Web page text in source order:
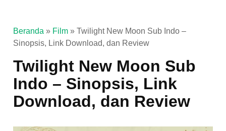
Beranda » Film »Twilight New Moon Sub Indo –
Sinopsis, Link Download, dan Review
Twilight New Moon Sub
Indo – Sinopsis, Link
Download, dan Review